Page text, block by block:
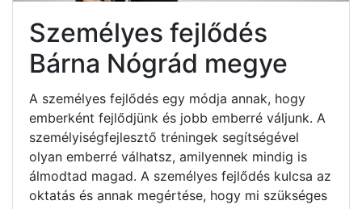
Személyes fejlődés
Bárna Nógrád megye
A személyes fejlődés egy módja annak, hogy
emberként fejlődjünk és jobb emberré váljunk. A
személyiségfejlesztő tréningek segítségével
olyan emberré válhatsz, amilyennek mindig is
álmodtad magad. A személyes fejlődés kulcsa az
oktatás és annak megértése, hogy mi szükséges